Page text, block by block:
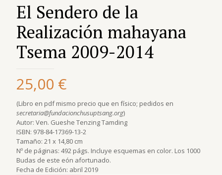
El Sendero de la
Realización mahayana
Tsema 2009-2014
25,00 €
(Libro en pdf mismo precio que en físico; pedidos en
secretaria@fundacionchusuptsang.org)
Autor: Ven. Gueshe Tenzing Tamding
ISBN: 978-84-17369-13-2
Tamaño: 21 x 14,80 cm
Nº de páginas: 492 págs. Incluye esquemas en color. Los 1000
Budas de este eón afortunado.
Fecha de Edición: abril 2019